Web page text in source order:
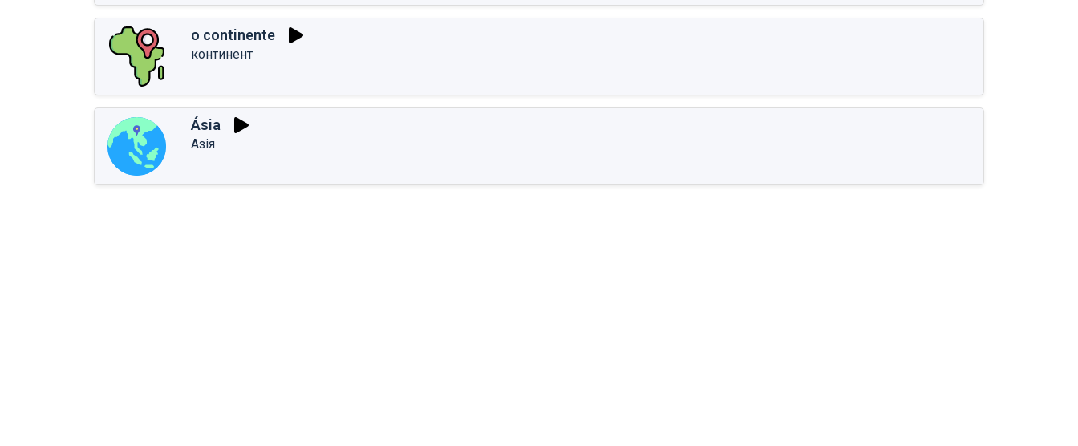
o continente
континент
Ásia
Азія